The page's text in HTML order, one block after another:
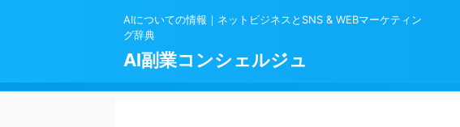
AIについての情報｜ネットビジネスとSNS & WEBマーケティン
グ辞典
AI副業コンシェルジュ